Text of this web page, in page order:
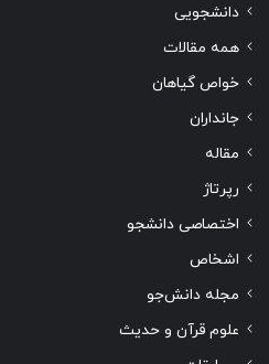
دانشجویی
همه مقالات
خواص گیاهان
جانداران
مقاله
رپرتاژ
اختصاصی دانشجو
اشخاص
مجله دانش‌جو
علوم قرآن و حدیث